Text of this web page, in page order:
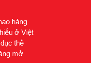
hàng
ở Việt
thể
mở